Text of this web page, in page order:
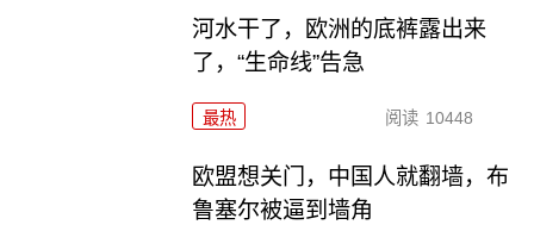
河水干了，欧洲的底裤露出来
了，“生命线”告急
最热 阅读 10448
欧盟想关门，中国人就翻墙，布
鲁塞尔被逼到墙角